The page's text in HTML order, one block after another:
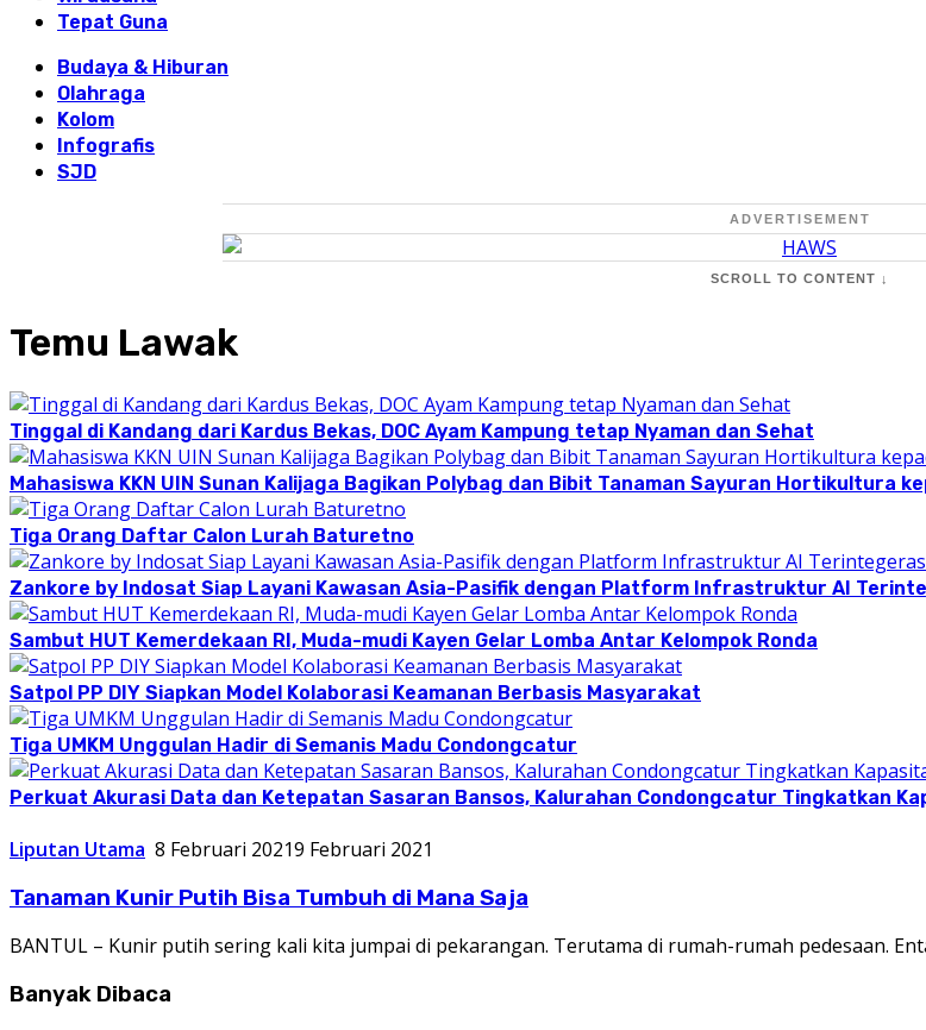
Tepat Guna
Budaya & Hiburan
Olahraga
Kolom
Infografis
SJD
ADVERTISEMENT
SCROLL TO CONTENT ↓
Temu Lawak
Tinggal di Kandang dari Kardus Bekas, DOC Ayam Kampung tetap Nyaman dan Sehat
Mahasiswa KKN UIN Sunan Kalijaga Bagikan Polybag dan Bibit Tanaman Sayuran Hortikultura
Tiga Orang Daftar Calon Lurah Baturetno
Zankore by Indosat Siap Layani Kawasan Asia-Pasifik dengan Platform Infrastruktur AI
Sambut HUT Kemerdekaan RI, Muda-mudi Kayen Gelar Lomba Antar Kelompok Ronda
Satpol PP DIY Siapkan Model Kolaborasi Keamanan Berbasis Masyarakat
Tiga UMKM Unggulan Hadir di Semanis Madu Condongcatur
Perkuat Akurasi Data dan Ketepatan Sasaran Bansos, Kalurahan Condongcatur Tingkatkan
Liputan Utama 8 Februari 20219 Februari 2021
Tanaman Kunir Putih Bisa Tumbuh di Mana Saja
BANTUL – Kunir putih sering kali kita jumpai di pekarangan. Terutama di rumah-rumah pedesaan.
Banyak Dibaca